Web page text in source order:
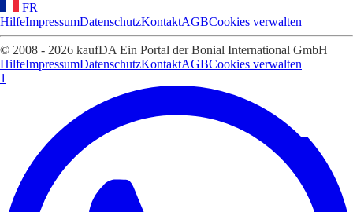
FR
HilfeImpressumDatenschutzKontaktAGBCookies verwalten
© 2008 - 2026 kaufDA Ein Portal der Bonial International GmbH
HilfeImpressumDatenschutzKontaktAGBCookies verwalten
1